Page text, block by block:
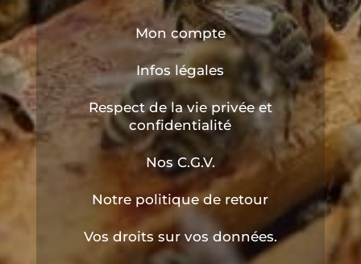
Mon compte
Infos légales
Respect de la vie privée et
confidentialité
Nos C.G.V.
Notre politique de retour
Vos droits sur vos données.